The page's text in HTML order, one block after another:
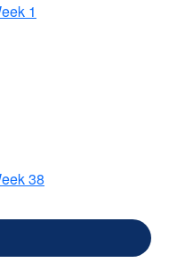
1
38